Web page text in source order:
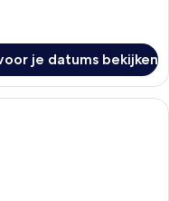
je datums bekijken
met een